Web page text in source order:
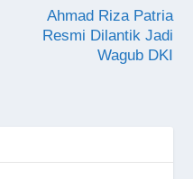
Ahmad Riza Patria
Resmi Dilantik Jadi
Wagub DKI